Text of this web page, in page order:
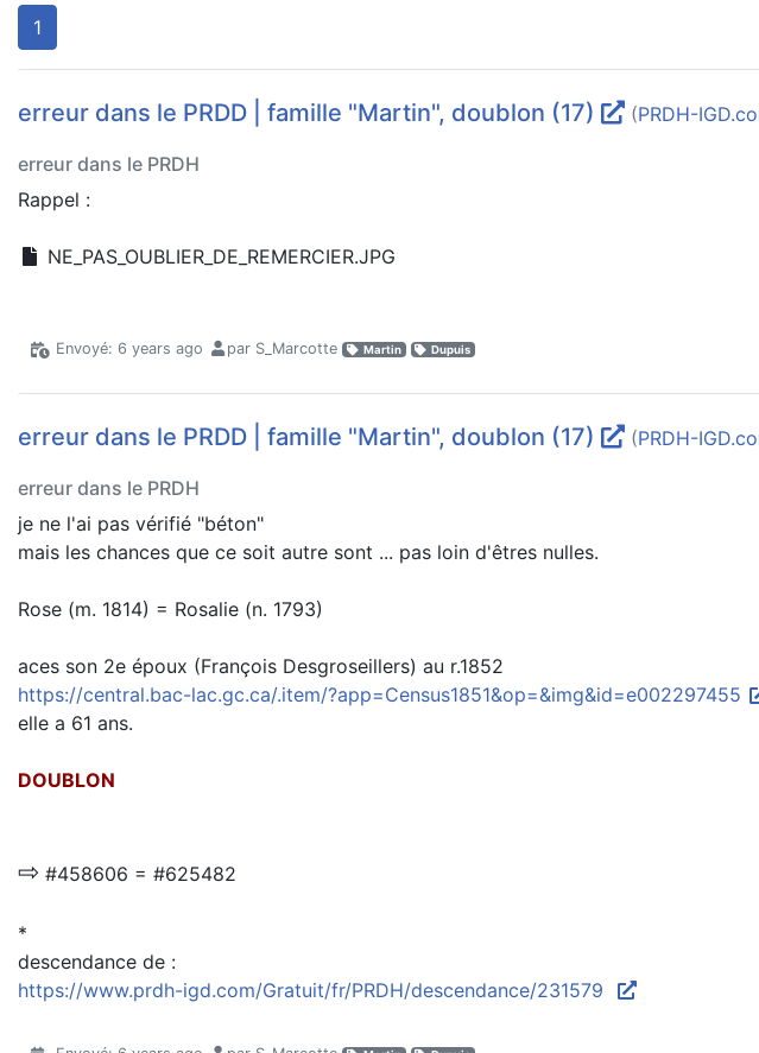
1
erreur dans le PRDD | famille "Martin", doublon (17) (PRDH-
erreur dans le PRDH
Rappel :
NE_PAS_OUBLIER_DE_REMERCIER.JPG
Envoyé: 6 years ago par S_Marcotte Martin Dupuis
erreur dans le PRDD | famille "Martin", doublon (17) (PRDH-
erreur dans le PRDH
je ne l'ai pas vérifié "béton"
mais les chances que ce soit autre sont ... pas loin d'êtres nulles.
Rose (m. 1814) = Rosalie (n. 1793)
aces son 2e époux (François Desgroseillers) au r.1852
https://central.bac-lac.gc.ca/.item/?app=Census1851&op=&img&id=e002297455
elle a 61 ans.
DOUBLON
⇨ #458606 = #625482
*
descendance de :
https://www.prdh-igd.com/Gratuit/fr/PRDH/descendance/231579